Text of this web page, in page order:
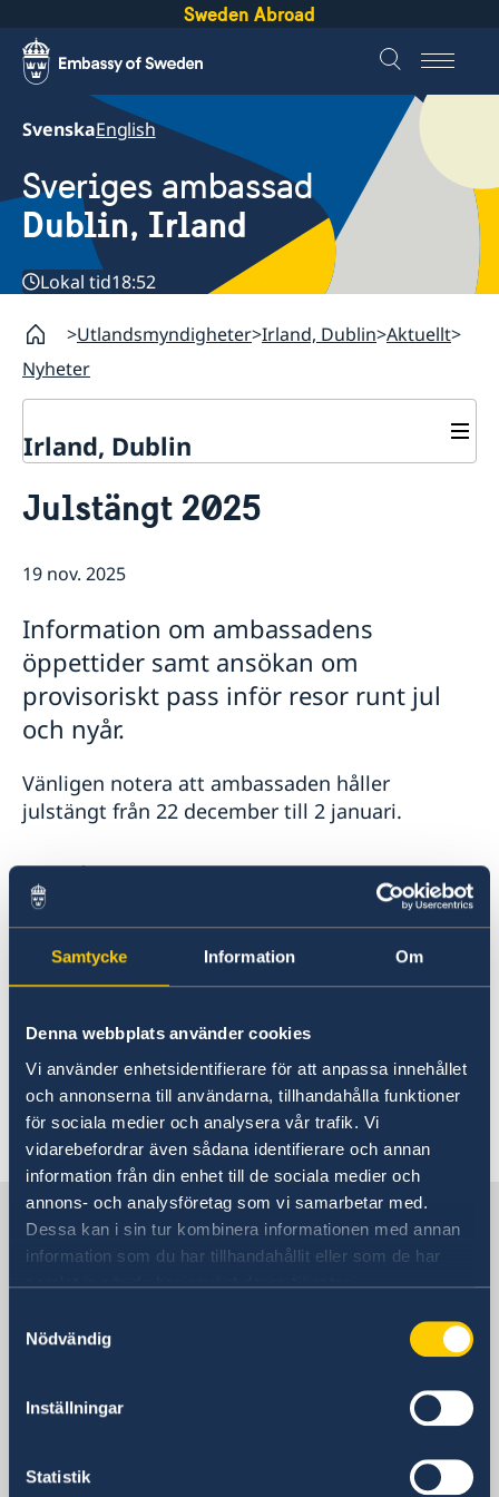
Samtycke Information Om
Denna webbplats använder cookies
Vi använder enhetsidentifierare för att anpassa innehållet
och annonserna till användarna, tillhandahålla funktioner
för sociala medier och analysera vår trafik. Vi
vidarebefordrar även sådana identifierare och annan
information från din enhet till de sociala medier och
annons- och analysföretag som vi samarbetar med.
Dessa kan i sin tur kombinera informationen med annan
information som du har tillhandahållit eller som de har
samlat in när du har använt deras tjänster.
Nödvändig
Inställningar
Statistik
Sweden Abroad
SvenskaEnglish
Sveriges ambassad
Dublin, Irland
Lokal tid18:52
Utlandsmyndigheter Irland, Dublin Aktuellt
Nyheter
Irland, Dublin
Om oss
Vi är en resurs för svenska företag
Så kan du få stöd
Svenska företag i Irland
Anmäl handelshinder
Aktuellt
Nyheter
Nationaldagsfirande på ambassaden 8/6
Kalendarium
Lediga tjänster
Welcome Sweden-program
Julstängt 2025
19 nov. 2025
Information om ambassadens
öppettider samt ansökan om
provisoriskt pass inför resor runt jul
och nyår.
Vänligen notera att ambassaden håller
julstängt från 22 december till 2 januari.
Vid brådskande konsulära ärenden när
ambassaden är stängd, kontakta UD-jouren i
Stockholm på telefon +46 8 405 50 05.
Vid behov av provisoriskt pass för resor runt jul
och nyår, var god kontakta ambassaden
snarast. Läs mer om
hemsidan.
Senast uppdaterad 19 nov. 2025, 11.15
Sverige i Irland
SVERIGES AMBASSAD
Besöksadress
Kildress House
Floor 2
D02 H008